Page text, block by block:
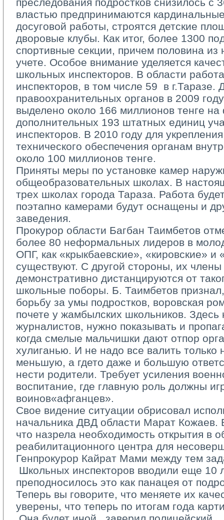
властью предпринимаются
досуговой работы, строятся детские
дворовые клубы. Как итог, более 1300
спортивные секции, причем половина из
учете. Особое внимание уделяется
школьных инспекторов. В области
инспекторов, в том числе 59 ­ в г.Таразе.
правоохранительных органов в 2009
выделено около 166 миллионов тенге
дополнительных 193 штатных единиц
инспекторов. В 2010 году для
технического обеспечения органам
около 100 миллионов тенге.
Приняты меры по установке камер
общеобразовательных школах. В
трех школах города Тараза. Работа
поэтапно камерами будут оснащены и
заведения.
Прокурор области Багбан Таимбетов
более 80 неформальных лидеров в
ОПГ, как «крыкбаевские», «кировские» и
существуют. С другой стороны, их
демонстративно дистанцируются от
школьные поборы. Б. Таимбетов
борьбу за умы подростков, воровская
почете у жамбылских школьников.
журналистов, нужно показывать и
когда смелые мальчишки дают отпор
хулиганью. И не надо все валить только
меньшую, а где­то даже и большую
нести родители. Требует усиления
воспитание, где главную роль должны
воинов­«афганцев».
Свое видение ситуации обрисовал
начальника ДВД области Марат Кожаев.
что назрела необходимость открытия в
реабилитационного центра для
Генпрокурор Кайрат Мами между тем
Школьных инспекторов вводили еще 10
преподносилось это как панацея от
Теперь вы говорите, что меняете их
уверены, что теперь по итогам года